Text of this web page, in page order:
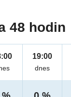
48 hodin
19:00
dnes